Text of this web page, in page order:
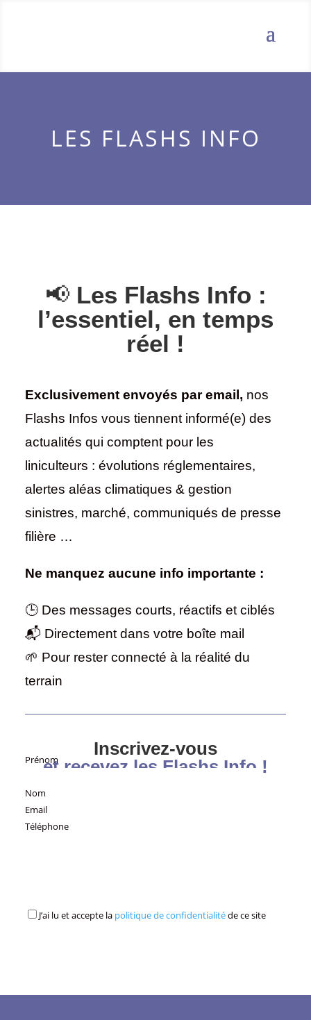
LES FLASHS INFO
📢 Les Flashs Info :
l’essentiel, en temps
réel !
Exclusivement envoyés par email, nos
Flashs Infos vous tiennent informé(e) des
actualités qui comptent pour les
liniculteurs : évolutions réglementaires,
alertes aléas climatiques & gestion
sinistres, marché, communiqués de presse
filière …
Ne manquez aucune info importante :
🕒 Des messages courts, réactifs et ciblés
📬 Directement dans votre boîte mail
🌱 Pour rester connecté à la réalité du
terrain
Inscrivez-vous
et recevez les Flashs Info !
Prénom
Nom
Email
Téléphone
J’ai lu et accepte la politique de confidentialitéde ce site